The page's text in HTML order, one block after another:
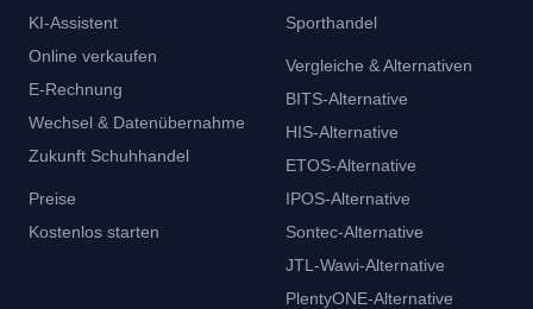
KI-Assistent
Online verkaufen
E-Rechnung
Wechsel & Datenübernahme
Zukunft Schuhhandel
Preise
Kostenlos starten
Sporthandel
Vergleiche & Alternativen
BITS-Alternative
HIS-Alternative
ETOS-Alternative
IPOS-Alternative
Sontec-Alternative
JTL-Wawi-Alternative
PlentyONE-Alternative